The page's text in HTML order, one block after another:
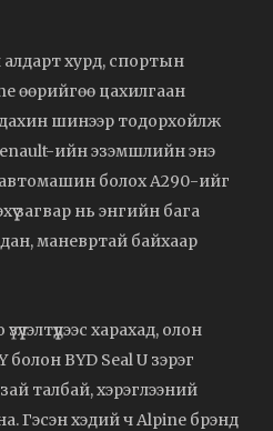
алдарт хурд, спортын
өөрийгөө цахилгаан
шинээр тодорхойлж
ийн эзэмшлийн энэ
болох A290-ийг
загвар нь энгийн бага
маневртай байхаар
харахад, олон
болон BYD Seal U зэрэг
талбай, хэрэглээний
Гэсэн хэдий ч Alpine брэнд